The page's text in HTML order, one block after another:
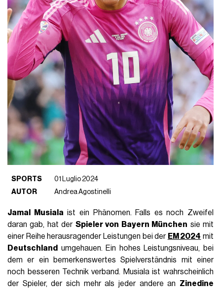
SPORTS
01 Luglio 2024
AUTOR
Andrea Agostinelli
Jamal Musiala ist ein Phänomen. Falls es noch Zweifel
daran gab, hat der Spieler von Bayern München sie mit
einer Reihe herausragender Leistungen bei der EM 2024 mit
Deutschland
umgehauen. Ein hohes Leistungsniveau, bei
dem er ein bemerkenswertes Spielverständnis mit einer
noch besseren Technik verband. Musiala ist wahrscheinlich
der Spieler, der sich mehr als jeder andere an Zinedine